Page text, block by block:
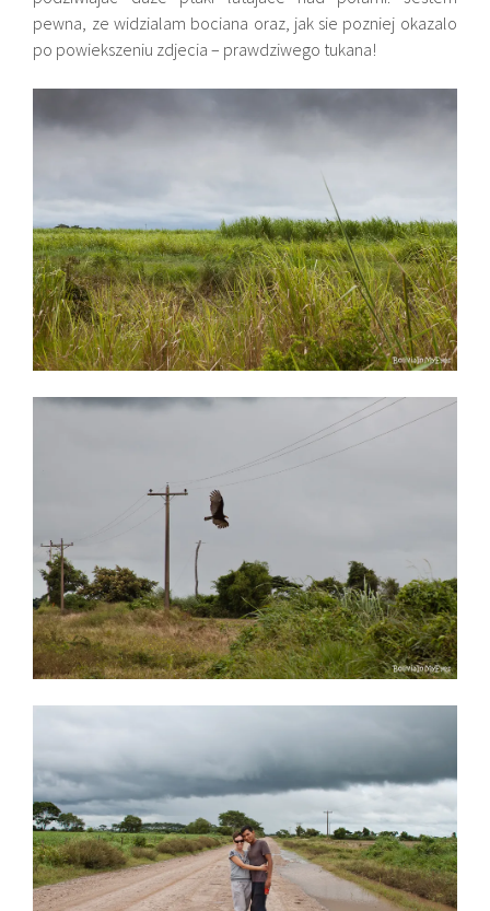
pewna, ze widzialam bociana oraz, jak sie pozniej okazalo
po powiekszeniu zdjecia – prawdziwego tukana!